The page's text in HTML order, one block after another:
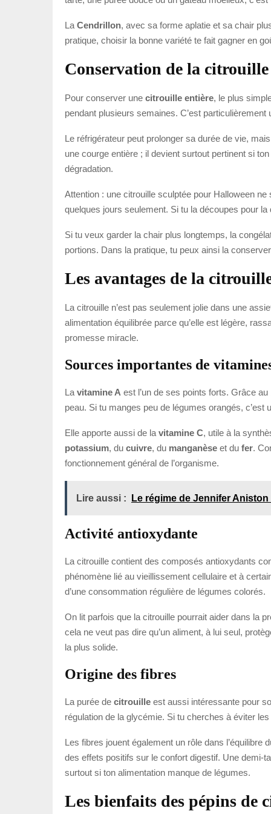
La Cendrillon, avec sa forme aplatie et sa chair
pratique, choisir la bonne variété te fait gagner en
Conservation de la citrouille
Pour conserver une citrouille entière, le plus
pendant plusieurs semaines. C’est
Le réfrigérateur peut prolonger sa durée de vie,
une courge entière ; il devient surtout pertinent si
dégradation.
Attention : une citrouille sculptée pour Halloween
quelques jours seulement. Si tu la découpes pour
Si tu veux garder la chair plus longtemps, la
portions. Dans la pratique, tu peux ainsi la
Les avantages de la
La citrouille n’est pas seulement jolie dans une
alimentation équilibrée parce qu’elle est légère,
promesse miracle.
Sources importantes de
La vitamine A est l’un de ses points forts. Grâce
peau. Si tu manges peu de légumes orangés,
Elle apporte aussi de la vitamine C, utile à la
potassium, du cuivre, du manganèse et du fer.
fonctionnement général de l’organisme.
Lire aussi : Le régime de Jennifer
Activité antioxydante
La citrouille contient des composés antioxydants
phénomène lié au vieillissement cellulaire et à
d’une consommation régulière de légumes colorés.
On lit parfois que la citrouille pourrait aider dans la
cela ne veut pas dire qu’un aliment, à lui seul,
la plus solide.
Origine des fibres
La purée de citrouille est aussi intéressante pour
régulation de la glycémie. Si tu cherches à éviter
Les fibres jouent également un rôle dans l’équilibre
des effets positifs sur le confort digestif. Une demi-
surtout si ton alimentation manque de légumes.
Les bienfaits des pépins de